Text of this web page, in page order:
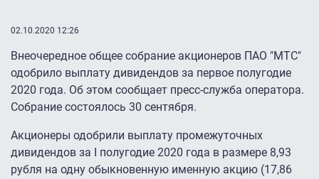
02.10.2020 12:26
Внеочередное общее собрание акционеров ПАО "МТС"
одобрило выплату дивидендов за первое полугодие
2020 года. Об этом сообщает пресс-служба оператора.
Собрание состоялось 30 сентября.
Акционеры одобрили выплату промежуточных
дивидендов за I полугодие 2020 года в размере 8,93
рубля на одну обыкновенную именную акцию (17,86